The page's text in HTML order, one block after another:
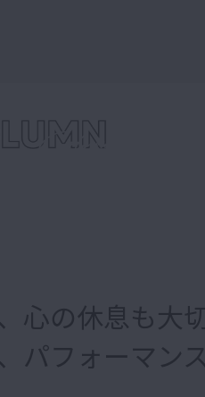
心の休息も大
パフォーマン